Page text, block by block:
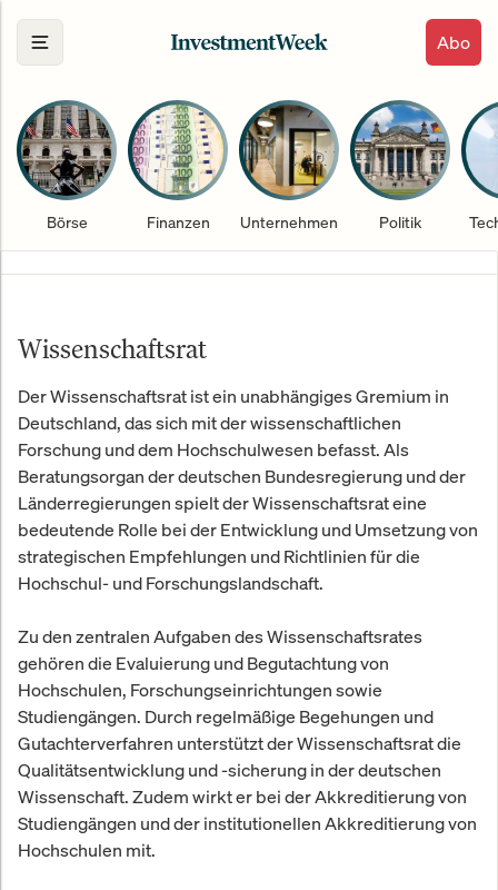
Abo
Börse Finanzen Unternehmen Politik
Wissenschaftsrat
Der Wissenschaftsrat ist ein unabhängiges Gremium in
Deutschland, das sich mit der wissenschaftlichen
Forschung und dem Hochschulwesen befasst. Als
Beratungsorgan der deutschen Bundesregierung und der
Länderregierungen spielt der Wissenschaftsrat eine
bedeutende Rolle bei der Entwicklung und Umsetzung von
strategischen Empfehlungen und Richtlinien für die
Hochschul- und Forschungslandschaft.
Zu den zentralen Aufgaben des Wissenschaftsrates
gehören die Evaluierung und Begutachtung von
Hochschulen, Forschungseinrichtungen sowie
Studiengängen. Durch regelmäßige Begehungen und
Gutachterverfahren unterstützt der Wissenschaftsrat die
Qualitätsentwicklung und -sicherung in der deutschen
Wissenschaft. Zudem wirkt er bei der Akkreditierung von
Studiengängen und der institutionellen Akkreditierung von
Hochschulen mit.